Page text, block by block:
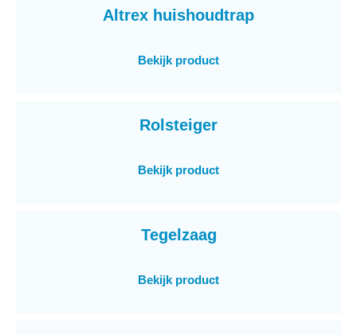
Altrex huishoudtrap
Bekijk product
Rolsteiger
Bekijk product
Tegelzaag
Bekijk product